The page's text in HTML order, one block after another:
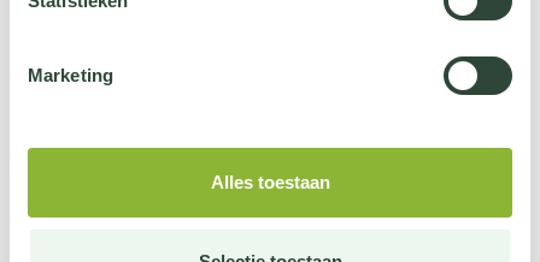
Marketing
Alles toestaan